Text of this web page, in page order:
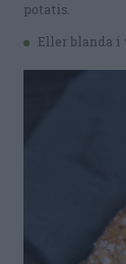
potatis.
Eller blanda